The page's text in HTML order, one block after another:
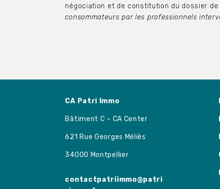
négociation et de constitution du dossier
consommateurs par les professionnels
CA Patri Immo
Bâtiment C – CA Center
621 Rue Georges Méliès
34000 Montpellier
contactpatriimmo@patri